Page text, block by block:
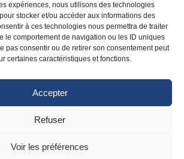
expériences, nous utilisons des technologies
stocker et/ou accéder aux informations des
à ces technologies nous permettra de traiter
le comportement de navigation ou les ID uniques
pas consentir ou de retirer son consentement peut
certaines caractéristiques et fonctions.
Accepter
Refuser
Voir les préférences
G2S Santé
314 av Prado
13008 Marseille
Mentions Légales
Agence Hookipa